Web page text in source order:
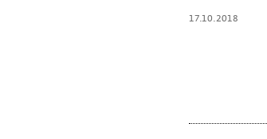
17.10.2018